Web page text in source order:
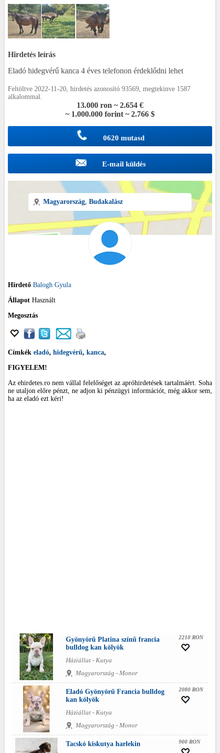
Hirdetés leírás
Eladó hidegvérű kanca 4 éves telefonon érdeklődni lehet
Feltöltve 2022-11-20, hirdetés azonosító 93569, megtekinve 1587
alkalommal.
13.000 ron ~ 2.654 €
~ 1.000.000 forint ~ 2.766 $
0620 mutasd
E-mail küldés
Magyarország, Budakalász
Hirdető Balogh Gyula
Állapot Használt
Megosztás
Címkék eladó, hidegvérű, kanca,
FIGYELEM!
Az ehirdetes.ro nem vállal felelőséget az apróhirdetések tartalmáért. Soha
ne utaljon előre pénzt, ne adjon ki pénzügyi információt, még akkor sem,
ha az eladó ezt kéri!
Gyönyörű Platina színű francia
bulldog kan kölyök
Háziállat - Kutya
Magyarország - Monor
2210 RON
Eladó Gyönyörű Francia bulldog
kan kölyök
Háziállat - Kutya
Magyarország - Monor
2080 RON
Tacskó kiskutya harlekin 900 RON